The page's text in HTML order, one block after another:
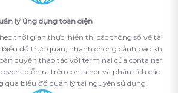
lý ứng dụng toàn diện
thời gian thực, hiển thị các thông số về tài
đồ trực quan; nhanh chóng cảnh báo khi
quyền thao tác với terminal của container,
event diễn ra trên container và phân tích các
qua biểu đồ quản lý tài nguyên sử dụng.